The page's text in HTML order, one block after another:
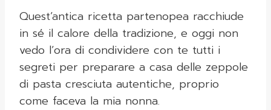
Quest’antica ricetta partenopea racchiude
in sé il calore della tradizione, e oggi non
vedo l’ora di condividere con te tutti i
segreti per preparare a casa delle zeppole
di pasta cresciuta autentiche, proprio
come faceva la mia nonna.